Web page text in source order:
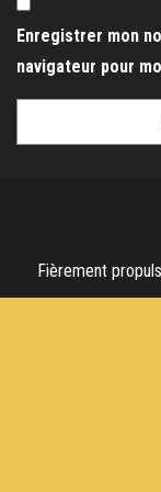
Enregistrer mon
navigateur pour
Fièrement